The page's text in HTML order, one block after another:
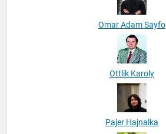
Omar Adam Sayfo
Ottlik Karoly
Pajer Hajnalka